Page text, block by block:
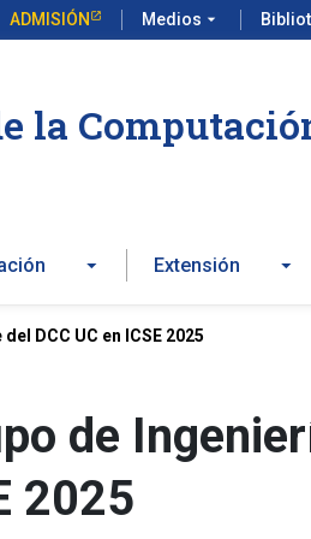
ADMISIÓN Medios arrow_drop_down
la
Extensión
DCC UC en ICSE 2025
de
2025